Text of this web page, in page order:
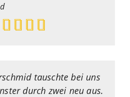
tauschte bei uns
durch zwei neu aus.